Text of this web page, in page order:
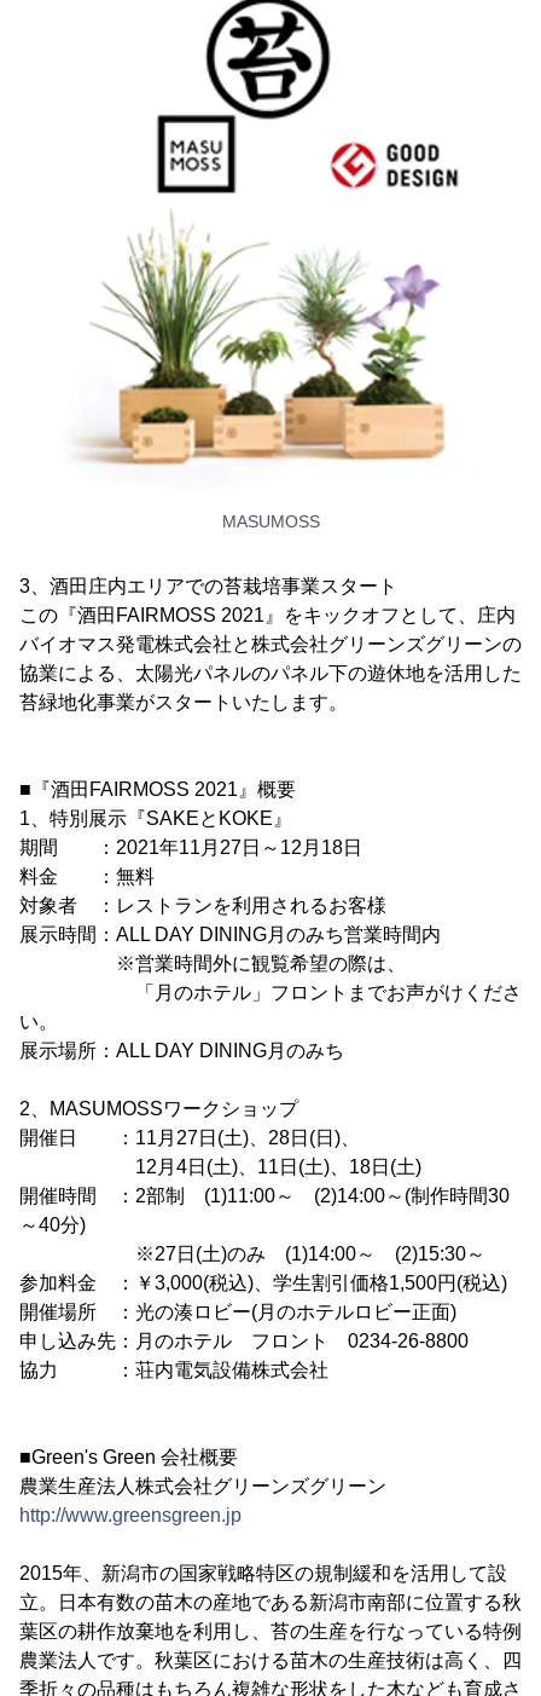
MASUMOSS
3、酒田庄内エリアでの苔栽培事業スタート
この『酒田FAIRMOSS 2021』をキックオフとして、庄内
バイオマス発電株式会社と株式会社グリーンズグリーンの
協業による、太陽光パネルのパネル下の遊休地を活用した
苔緑地化事業がスタートいたします。
■『酒田FAIRMOSS 2021』概要
1、特別展示『SAKEとKOKE』
期間 ：2021年11月27日～12月18日
料金 ：無料
対象者 ：レストランを利用されるお客様
展示時間：ALL DAY DINING月のみち営業時間内
※営業時間外に観覧希望の際は、
「月のホテル」フロントまでお声がけくださ
い。
展示場所：ALL DAY DINING月のみち
2、MASUMOSSワークショップ
開催日 ：11月27日(土)、28日(日)、
12月4日(土)、11日(土)、18日(土)
開催時間 ：2部制 (1)11:00～ (2)14:00～(制作時間30
～40分)
※27日(土)のみ (1)14:00～ (2)15:30～
参加料金 ：￥3,000(税込)、学生割引価格1,500円(税込)
開催場所 ：光の湊ロビー(月のホテルロビー正面)
申し込み先：月のホテル フロント 0234-26-8800
協力 ：荘内電気設備株式会社
■Green's Green 会社概要
農業生産法人株式会社グリーンズグリーン
http://www.greensgreen.jp
2015年、新潟市の国家戦略特区の規制緩和を活用して設
立。日本有数の苗木の産地である新潟市南部に位置する秋
葉区の耕作放棄地を利用し、苔の生産を行なっている特例
農業法人です。秋葉区における苗木の生産技術は高く、四
季折々の品種はもちろん複雑な形状をした木なども育成さ